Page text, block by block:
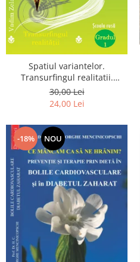
Spatiul variantelor.
Transurfingul realitatii.
Gradul 1. Cum sa ne
dezvoltam intuitia si sa ne
30,00 Lei
24,00 Lei
-18% NOU